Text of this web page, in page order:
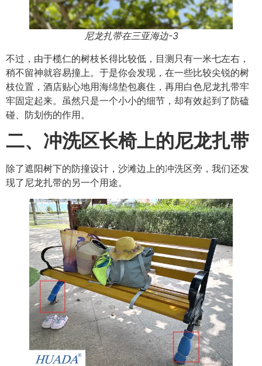
尼龙扎带在三亚海边-3
不过，由于榄仁的树枝长得比较低，目测只有一米七左右，
稍不留神就容易撞上。于是你会发现，在一些比较尖锐的树
枝位置，酒店贴心地用海绵垫包裹住，再用白色尼龙扎带牢
牢固定起来。虽然只是一个小小的细节，却有效起到了防磕
碰、防划伤的作用。
二、冲洗区长椅上的尼龙扎带
除了遮阳树下的防撞设计，沙滩边上的冲洗区旁，我们还发
现了尼龙扎带的另一个用途。